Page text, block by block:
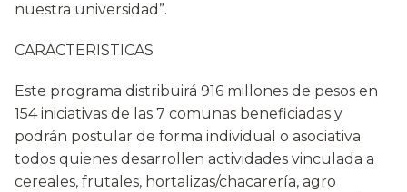
nuestra universidad”.
CARACTERISTICAS
Este programa distribuirá 916 millones de pesos en
154 iniciativas de las 7 comunas beneficiadas y
podrán postular de forma individual o asociativa
todos quienes desarrollen actividades vinculada a
cereales, frutales, hortalizas/chacarería, agro